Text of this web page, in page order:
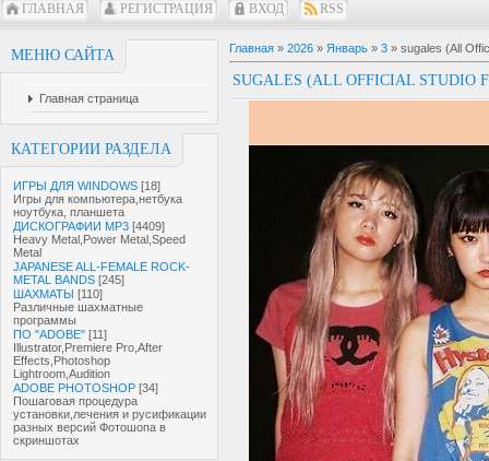
ГЛАВНАЯ РЕГИСТРАЦИЯ ВХОД RSS
МЕНЮ САЙТА
Главная страница
КАТЕГОРИИ РАЗДЕЛА
ИГРЫ ДЛЯ WINDOWS [18]
Игры для компьютера,нетбука
ноутбука, планшета
ДИСКОГРАФИИ MP3 [4409]
Heavy Metal,Power Metal,Speed
Metal
JAPANESE ALL-FEMALE ROCK-
METAL BANDS [245]
ШАХМАТЫ [110]
Различные шахматные
программы
ПО "ADOBE" [11]
Illustrator,Premiere Pro,After
Effects,Photoshop
Lightroom,Audition
ADOBE PHOTOSHOP [34]
Пошаговая процедура
установки,лечения и русификации
разных версий Фотошопа в
скриншотах
Главная » 2026 » Январь » 3 » sugales (All
SUGALES (ALL OFFICIAL STUDIO